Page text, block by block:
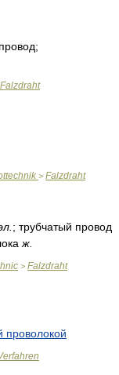
Falzdraht
> Falzdraht
; трубчатый провод
ж.
> Falzdraht
проволокой